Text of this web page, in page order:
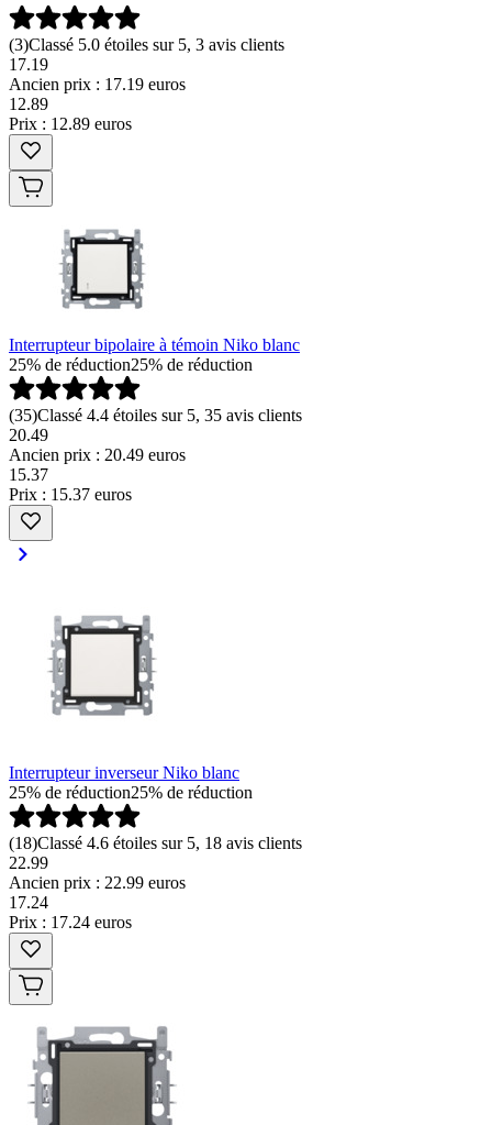
(3)Classé 5.0 étoiles sur 5, 3 avis clients
17.19
Ancien prix : 17.19 euros
12.89
Prix : 12.89 euros
Interrupteur bipolaire à témoin Niko blanc
25% de réduction25% de réduction
(35)Classé 4.4 étoiles sur 5, 35 avis clients
20.49
Ancien prix : 20.49 euros
15.37
Prix : 15.37 euros
Interrupteur inverseur Niko blanc
25% de réduction25% de réduction
(18)Classé 4.6 étoiles sur 5, 18 avis clients
22.99
Ancien prix : 22.99 euros
17.24
Prix : 17.24 euros